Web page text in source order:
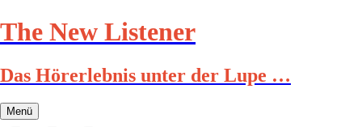
Zum
Inhalt
The New Listener
Das Hörerlebnis unter der Lupe …
Menü